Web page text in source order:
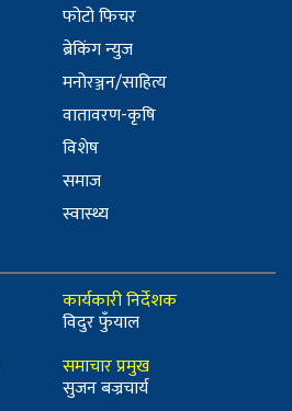
फोटो फिचर
ब्रेकिंग न्युज
मनोरञ्जन/साहित्य
वातावरण-कृषि
विशेष
समाज
स्वास्थ्य
कार्यकारी निर्देशक
विदुर फुँयाल
समाचार प्रमुख
सुजन बज्रचार्य